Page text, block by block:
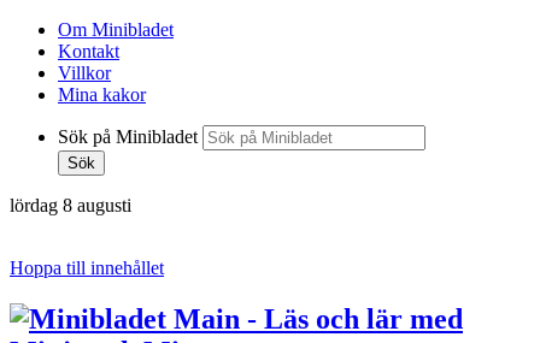
Om Minibladet
Kontakt
Villkor
Mina kakor
Sök på Minibladet
Sök
lördag 8 augusti
Hoppa till innehållet